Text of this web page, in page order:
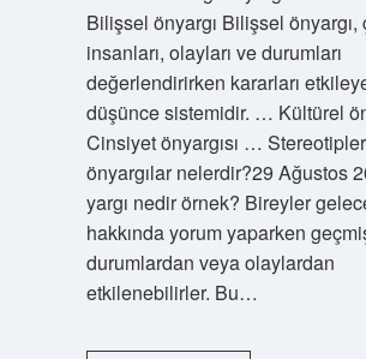
Bilişsel önyargı Bilişsel önyargı,
insanları, olayları ve durumları
değerlendirirken kararları
düşünce sistemidir. … Kültürel
Cinsiyet önyargısı …
önyargılar nelerdir?29 Ağustos
yargı nedir örnek? Bireyler
hakkında yorum yaparken
durumlardan veya olaylardan
etkilenebilirler. Bu…